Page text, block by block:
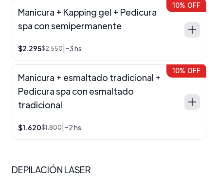
10% OFF
Manicura + Kapping gel + Pedicura
spa con semipermanente
$2.295$2.550 ~3 hs
10% OFF
Manicura + esmaltado tradicional +
Pedicura spa con esmaltado
tradicional
$1.620$1.800 ~2 hs
DEPILACIÓN LASER